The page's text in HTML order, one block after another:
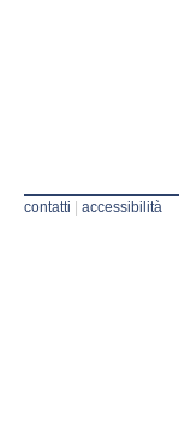
contatti | accessibilità